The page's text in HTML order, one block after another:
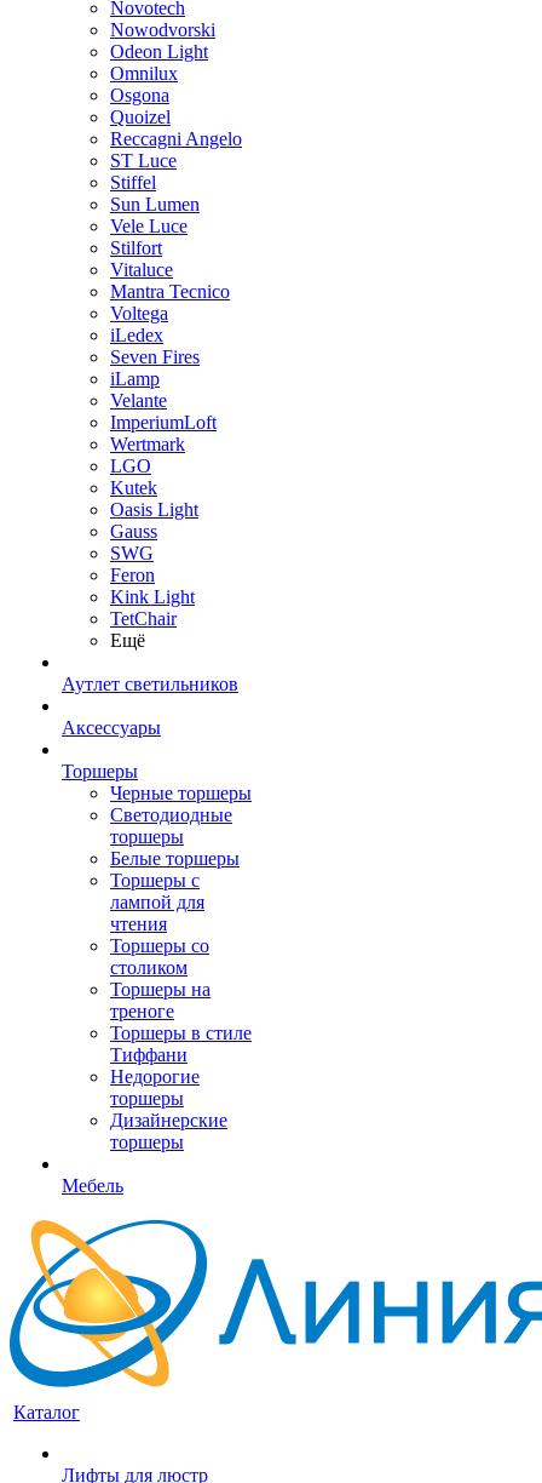
Novotech
Nowodvorski
Odeon Light
Omnilux
Osgona
Quoizel
Reccagni Angelo
ST Luce
Stiffel
Sun Lumen
Vele Luce
Stilfort
Vitaluce
Mantra Tecnico
Voltega
iLedex
Seven Fires
iLamp
Velante
ImperiumLoft
Wertmark
LGO
Kutek
Oasis Light
Gauss
SWG
Feron
Kink Light
TetСhair
Ещё
Аутлет светильников
Аксессуары
Торшеры
Черные торшеры
Светодиодные
торшеры
Белые торшеры
Торшеры с
лампой для
чтения
Торшеры со
столиком
Торшеры на
треноге
Торшеры в стиле
Тиффани
Недорогие
торшеры
Дизайнерские
торшеры
Мебель
Каталог
Лифты для люстр